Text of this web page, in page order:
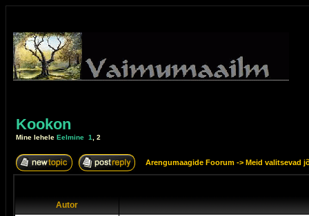
Kookon
Mine lehele Eelmine 1 2
Arengumaagide Foorum -> Meid valitsevad
Autor